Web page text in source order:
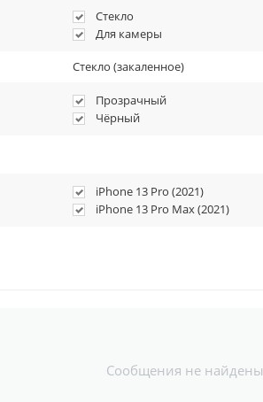
Стекло
Для камеры
Стекло (закаленное)
Прозрачный
Чёрный
iPhone 13 Pro (2021)
iPhone 13 Pro Max (2021)
Сообщения не найдены